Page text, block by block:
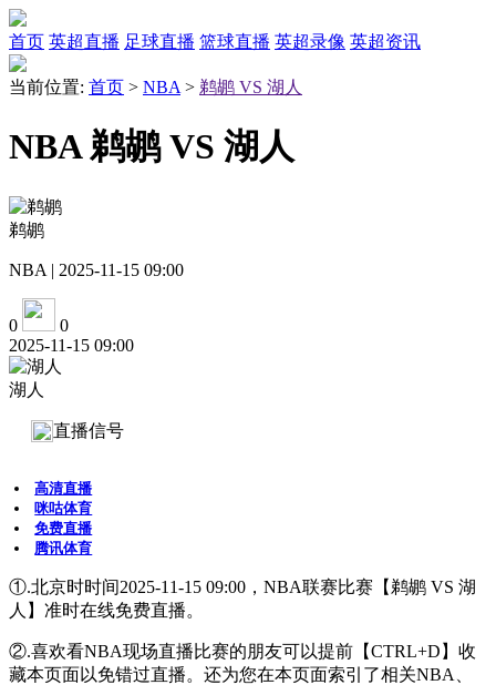
首页 英超直播 足球直播 篮球直播 英超录像 英超资讯
当前位置: 首页 > NBA > 鹈鹕 VS 湖人
NBA 鹈鹕 VS 湖人
鹈鹕
NBA | 2025-11-15 09:00
0
0
2025-11-15 09:00
湖人
直播信号
高清直播
咪咕体育
免费直播
腾讯体育
①.北京时时间2025-11-15 09:00，NBA联赛比赛【鹈鹕 VS 湖
人】准时在线免费直播。
②.喜欢看NBA现场直播比赛的朋友可以提前【CTRL+D】收
藏本页面以免错过直播。还为您在本页面索引了相关NBA、